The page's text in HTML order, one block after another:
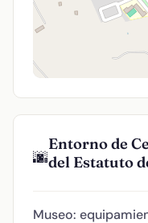
🌆
Entorno de
del Estatuto
Museo: